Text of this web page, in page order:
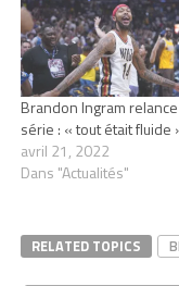
Brandon Ingram
série : « tout était fluide
avril 21, 2022
Dans "Actualités"
RELATED TOPICS